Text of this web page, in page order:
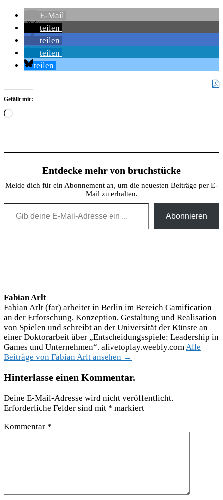
E-Mail
teilen
teilen
teilen
teilen
Gefällt mir:
Wird
Entdecke mehr von bruchstücke
Melde dich für ein Abonnement an, um die neuesten Beiträge per E-
Mail zu erhalten.
Gib deine E-Mail-Adresse ein ...
Abonnieren
Fabian Arlt
Fabian Arlt (far) arbeitet in Berlin im Bereich Gamification
an der Erforschung, Konzeption, Gestaltung und Realisation
von Spielen und schreibt an der Universität der Künste an
einer Doktorarbeit über „Entscheidungsspiele: Leadership in
Games und Unternehmen“. alivetoplay.weebly.com Alle
Beiträge von Fabian Arlt ansehen →
Hinterlasse einen Kommentar.
Deine E-Mail-Adresse wird nicht veröffentlicht.
Erforderliche Felder sind mit * markiert
Kommentar *